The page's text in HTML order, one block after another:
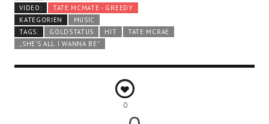
VIDEO:
TATE MCMATE - GREEDY
KATEGORIEN
MUSIC
TAGS:
GOLDSTATUS HIT
TATE MCRAE
„SHE’S ALL I WANNA BE”
0